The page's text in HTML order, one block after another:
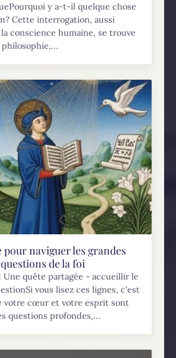
y a-t-il quelque chose
Cette interrogation, aussi
conscience humaine, se trouve
pour naviguer les grandes
questions de la foi
quête partagée - accueillir le
vous lisez ces lignes, c'est
votre cœur et votre esprit sont
questions profondes,...